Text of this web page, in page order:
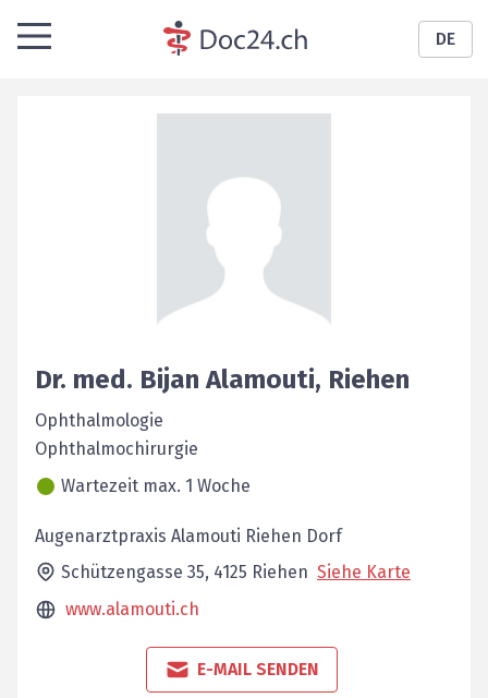
DE
Dr. med. Bijan Alamouti, Riehen
Ophthalmologie
Ophthalmochirurgie
Wartezeit max. 1 Woche
Augenarztpraxis Alamouti Riehen Dorf
Schützengasse 35, 4125 Riehen Siehe Karte
www.alamouti.ch
E-MAIL SENDEN